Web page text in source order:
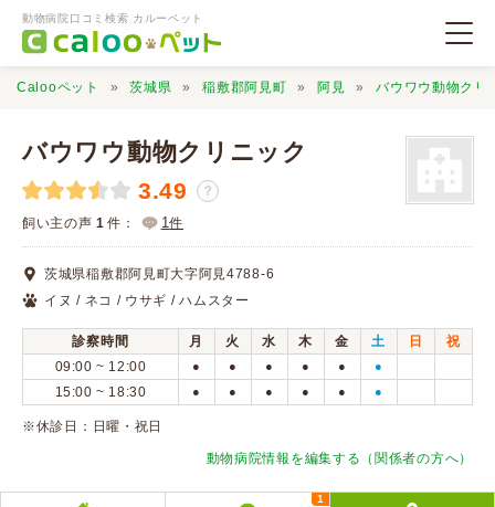
動物病院口コミ検索 カルーペット
動物病院検索
口コミ検索
Calooペットとは？
口コミ投稿
Calooペット 茨城県 稲敷郡阿見町 阿見 バウワウ動物クリ
バウワウ動物クリニック
3.49 ？
飼い主の声 1 件： 1件
茨城県稲敷郡阿見町大字阿見4788-6
イヌ / ネコ / ウサギ / ハムスター
診察時間 月 火 水 木 金 土 日
祝
09:00 ~ 12:00
● ● ● ● ● ●
15:00 ~ 18:30 ● ● ● ● ● ●
※休診日：日曜・祝日
動物病院情報を編集する（関係者の方へ）
1